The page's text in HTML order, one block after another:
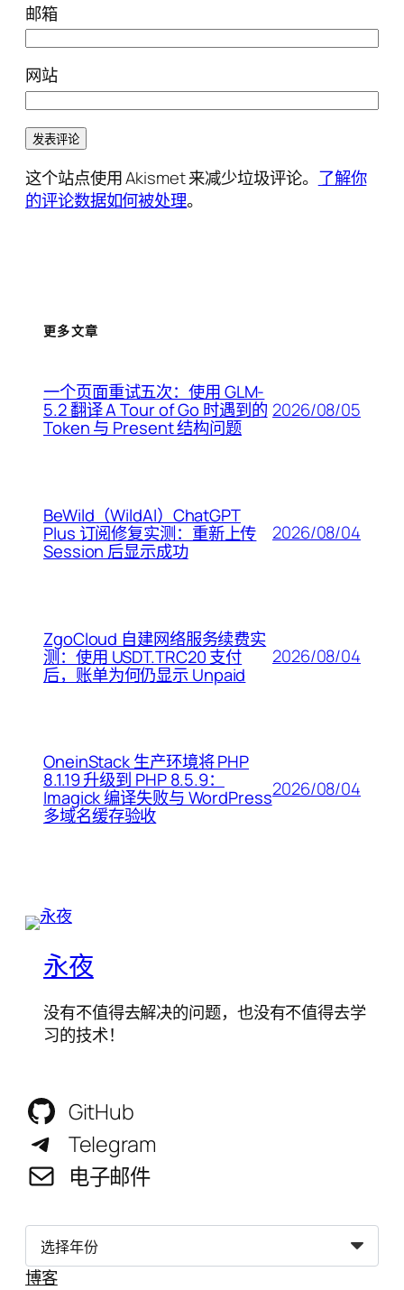
邮箱
网站
这个站点使用 Akismet 来减少垃圾评论。 了解你
的评论数据如何被处理。
更多文章
一个页面重试五次：使用 GLM-
5.2 翻译 A Tour of Go 时遇到的
Token 与 Present 结构问题
2026/08/05
BeWild（WildAI）ChatGPT
Plus 订阅修复实测：重新上传
Session 后显示成功
2026/08/04
ZgoCloud 自建网络服务续费实
测：使用 USDT.TRC20 支付
后，账单为何仍显示 Unpaid
2026/08/04
OneinStack 生产环境将 PHP
8.1.19 升级到 PHP 8.5.9：
Imagick 编译失败与 WordPress
多域名缓存验收
2026/08/04
永夜
没有不值得去解决的问题，也没有不值得去学
习的技术！
GitHub
Telegram
电子邮件
归
博客